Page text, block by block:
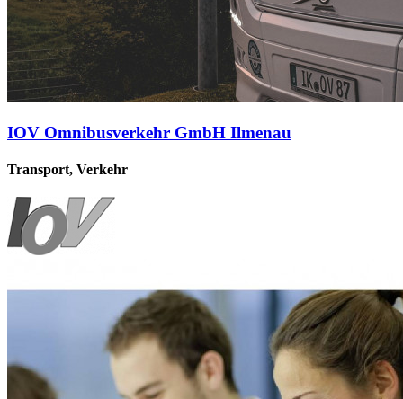
IOV Omnibusverkehr GmbH Ilmenau
Transport, Verkehr